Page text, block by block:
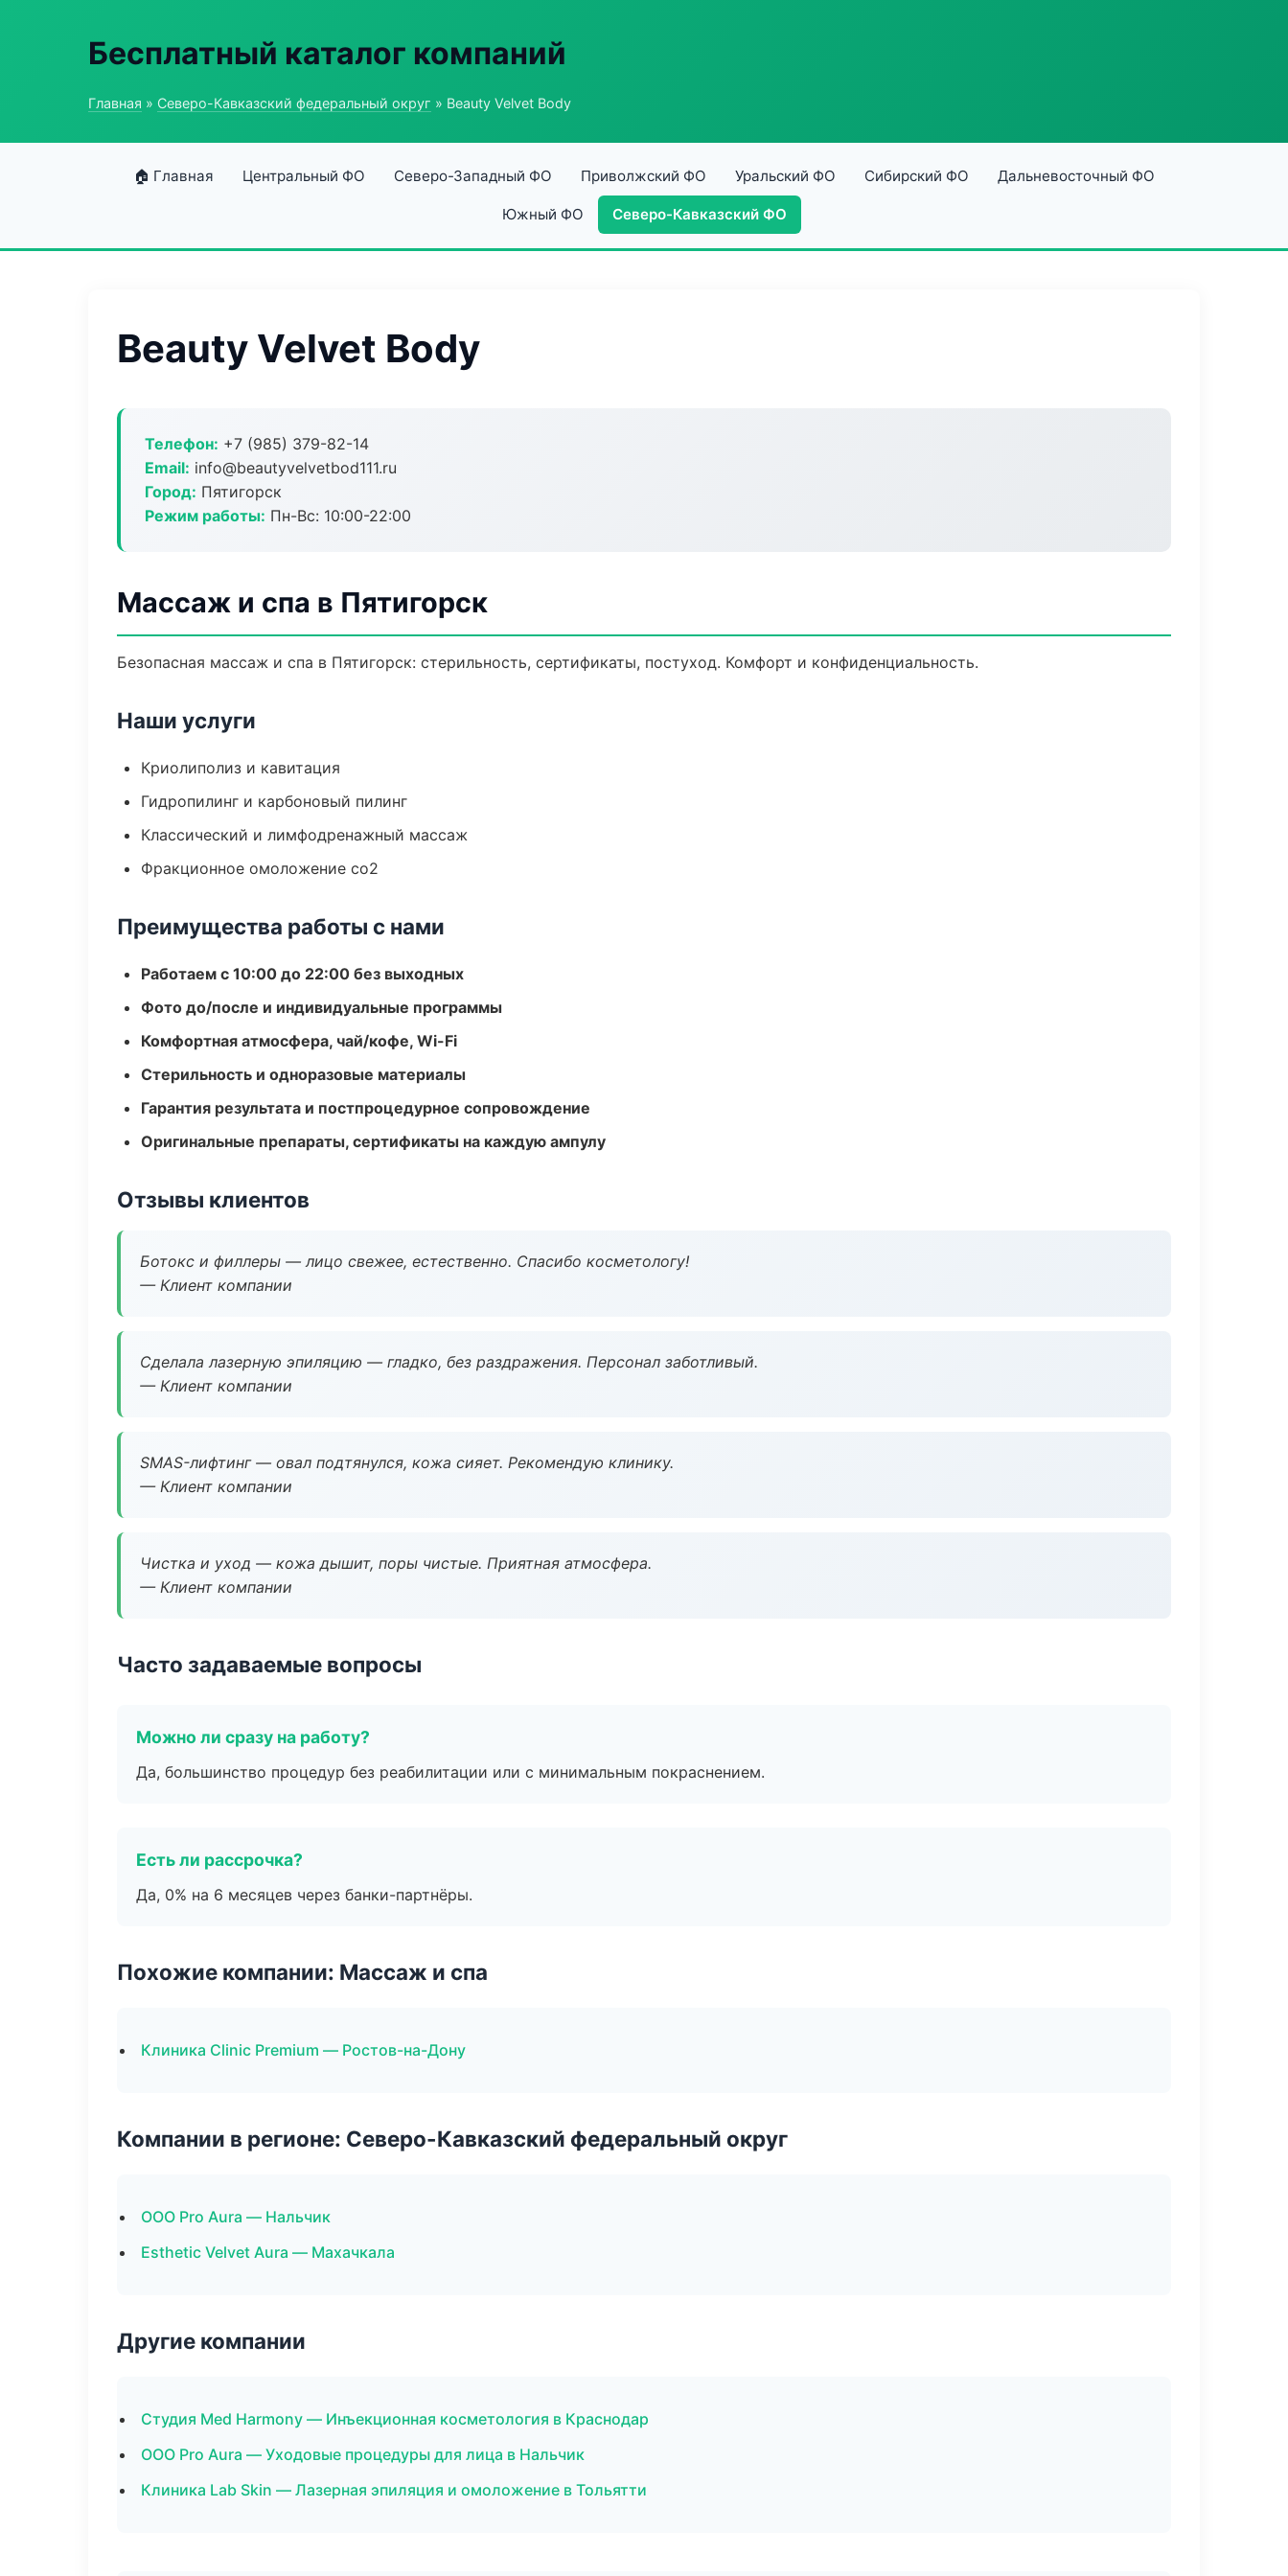
Бесплатный каталог компаний
Главная » Северо-Кавказский федеральный округ » Beauty Velvet Body
🏠 Главная Центральный ФО Северо-Западный ФО Приволжский ФО Уральский ФО Сибирский ФО Дальневосточный ФО
Южный ФО Северо-Кавказский ФО
Beauty Velvet Body
Телефон: +7 (985) 379-82-14
Email: info@beautyvelvetbod111.ru
Город: Пятигорск
Режим работы: Пн-Вс: 10:00-22:00
Массаж и спа в Пятигорск
Безопасная массаж и спа в Пятигорск: стерильность, сертификаты, постуход. Комфорт и конфиденциальность.
Наши услуги
Криолиполиз и кавитация
Гидропилинг и карбоновый пилинг
Классический и лимфодренажный массаж
Фракционное омоложение co2
Преимущества работы с нами
Работаем с 10:00 до 22:00 без выходных
Фото до/после и индивидуальные программы
Комфортная атмосфера, чай/кофе, Wi-Fi
Стерильность и одноразовые материалы
Гарантия результата и постпроцедурное сопровождение
Оригинальные препараты, сертификаты на каждую ампулу
Отзывы клиентов
Ботокс и филлеры — лицо свежее, естественно. Спасибо косметологу!
— Клиент компании
Сделала лазерную эпиляцию — гладко, без раздражения. Персонал заботливый.
— Клиент компании
SMAS-лифтинг — овал подтянулся, кожа сияет. Рекомендую клинику.
— Клиент компании
Чистка и уход — кожа дышит, поры чистые. Приятная атмосфера.
— Клиент компании
Часто задаваемые вопросы
Можно ли сразу на работу?
Да, большинство процедур без реабилитации или с минимальным покраснением.
Есть ли рассрочка?
Да, 0% на 6 месяцев через банки-партнёры.
Похожие компании: Массаж и спа
Клиника Clinic Premium — Ростов-на-Дону
Компании в регионе: Северо-Кавказский федеральный округ
ООО Pro Aura — Нальчик
Esthetic Velvet Aura — Махачкала
Другие компании
Студия Med Harmony — Инъекционная косметология в Краснодар
ООО Pro Aura — Уходовые процедуры для лица в Нальчик
Клиника Lab Skin — Лазерная эпиляция и омоложение в Тольятти